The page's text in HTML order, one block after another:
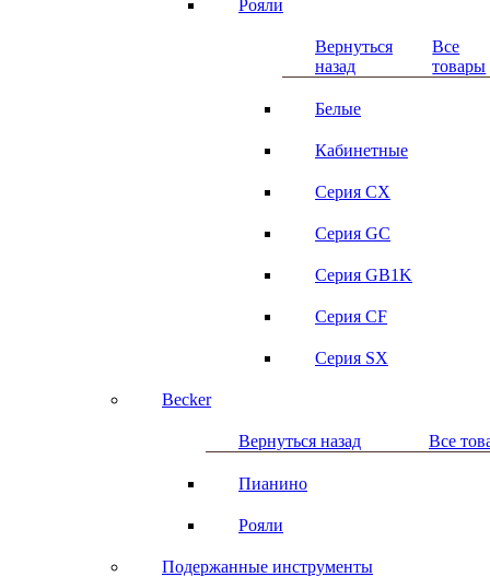
Рояли
Вернуться
назад
Все
товары
Белые
Кабинетные
Серия CX
Серия GC
Серия GB1K
Серия CF
Серия SX
Becker
Вернуться назад Все
Пианино
Рояли
Подержанные инструменты